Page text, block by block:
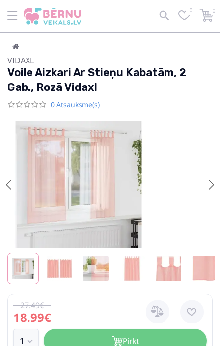
0 0
VIDAXL
Voile Aizkari Ar Stieņu Kabatām, 2
Gab., Rozā Vidaxl
0 Atsauksme(s)
18.99€
27.49€
Pirkt